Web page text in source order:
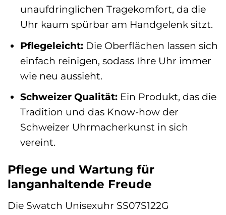
unaufdringlichen Tragekomfort, da die
Uhr kaum spürbar am Handgelenk sitzt.
Pflegeleicht:Die Oberflächen lassen sich
einfach reinigen, sodass Ihre Uhr immer
wie neu aussieht.
Schweizer Qualität:Ein Produkt, das die
Tradition und das Know-how der
Schweizer Uhrmacherkunst in sich
vereint.
Pflege und Wartung für
langanhaltende Freude
Die Swatch Unisexuhr SS07S122G